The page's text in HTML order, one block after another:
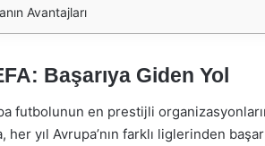
Avantajları
Başarıya Giden Yol
futbolunun en prestijli
her yıl Avrupa’nın farklı liglerinden